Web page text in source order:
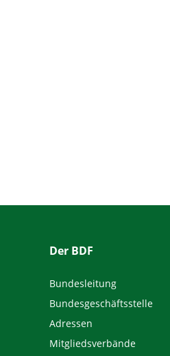
Der BDF
Bundesleitung
Bundesgeschäftsstelle
Adressen
Mitgliedsverbände